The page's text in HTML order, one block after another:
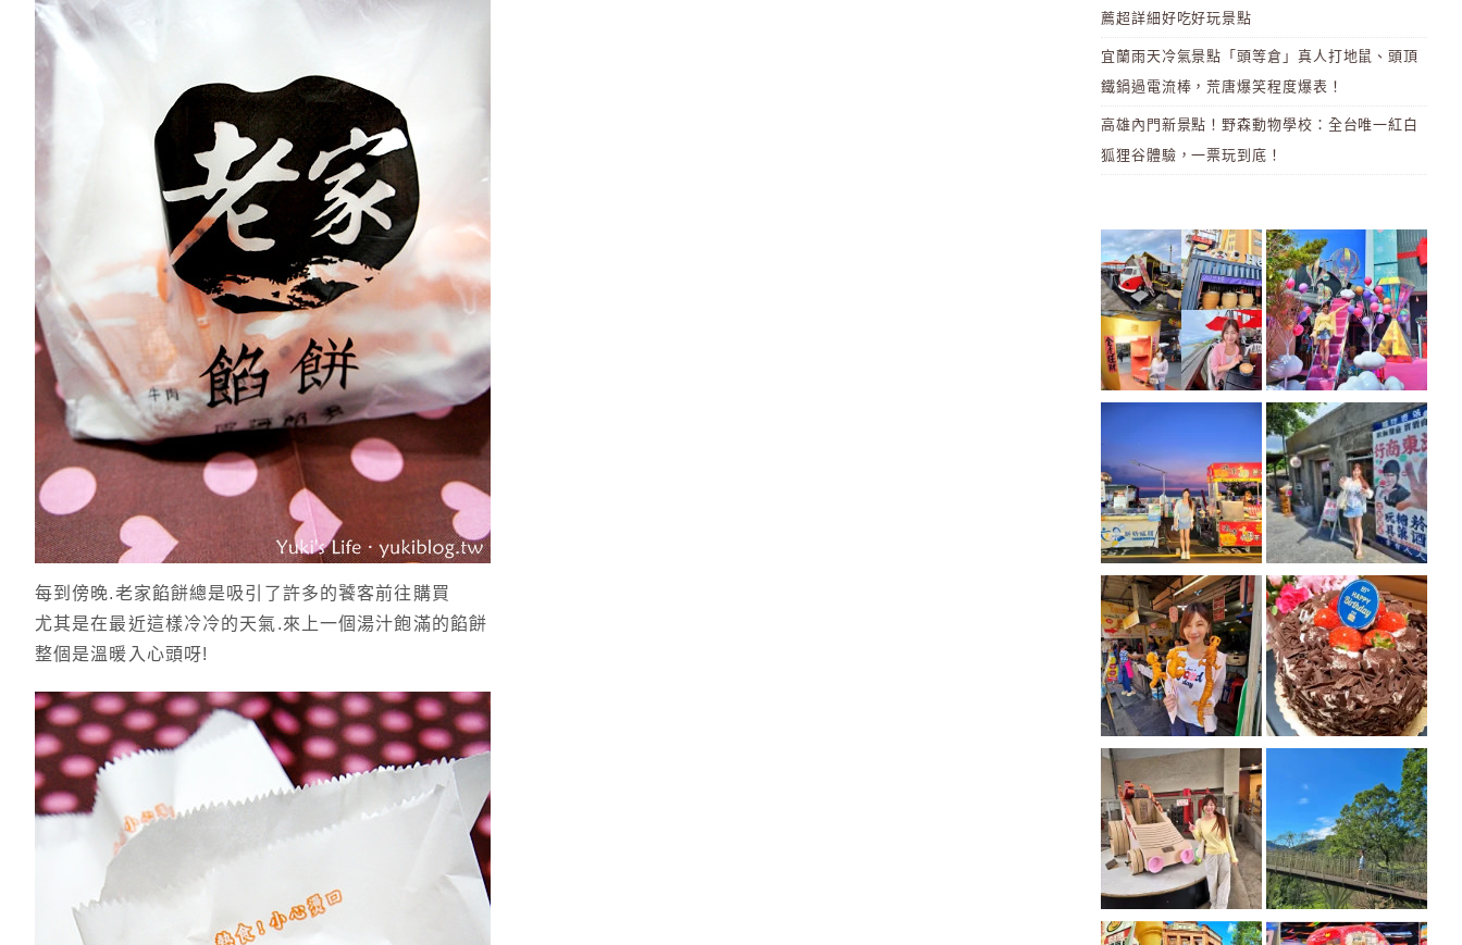
每到傍晚.老家餡餅總是吸引了許多的饕客前往購買
尤其是在最近這樣冷冷的天氣.來上一個湯汁飽滿的餡餅
整個是溫暖入心頭呀!
薦超詳細好吃好玩景點
宜蘭雨天冷氣景點「頭等倉」真人打地鼠、頭頂
鐵鍋過電流棒，荒唐爆笑程度爆表！
高雄內門新景點！野森動物學校：全台唯一紅白
狐狸谷體驗，一票玩到底！